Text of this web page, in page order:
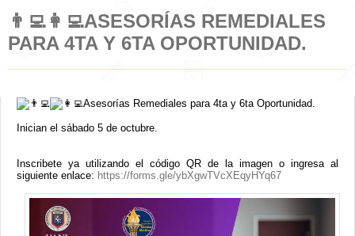
Acerca de
Vida Estudiantil
Difusión
Contacto
👨‍💻👩‍💻ASESORÍAS REMEDIALES
PARA 4TA Y 6TA OPORTUNIDAD.
Asesorías Remediales para 4ta y 6ta Oportunidad.
Inician el sábado 5 de octubre.
Inscribete ya utilizando el código QR de la imagen o ingresa al
siguiente enlace: https://forms.gle/ybXgwTVcXEqyHYq67